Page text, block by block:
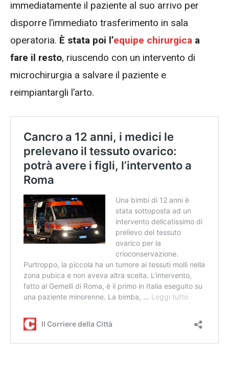
immediatamente il paziente al suo arrivo per
disporre l’immediato trasferimento in sala
operatoria. È stata poi l’equipe chirurgica a
fare il resto, riuscendo con un intervento di
microchirurgia a salvare il paziente e
reimpiantargli l’arto.